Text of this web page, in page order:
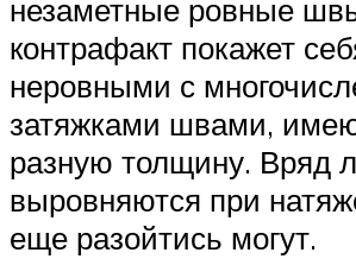
незаметные ровные
контрафакт покажет
неровными с
затяжками швами,
разную толщину. Вряд
выровняются при
еще разойтись могут.